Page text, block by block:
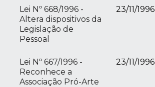
Lei Nº 668/1996 -
Altera dispositivos da
Legislação de
Pessoal
23/11/1996
Lei Nº 667/1996 -
Reconhece a
Associação Pró-Arte
23/11/1996